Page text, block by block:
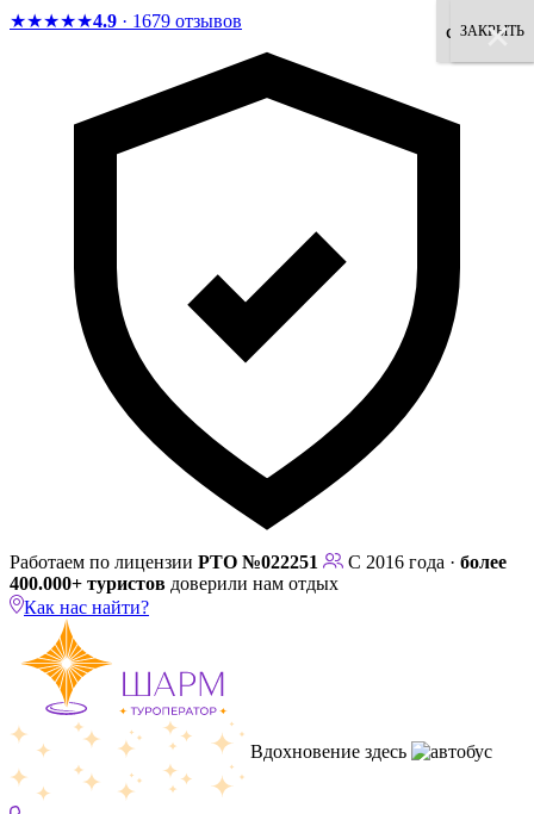
★★★★★4.9 · 1679 отзывов
Работаем по лицензии РТО №022251 С 2016 года · более
400.000+ туристов доверили нам отдых
Как нас найти?
Вдохновение здесь
×
×
×
×
согласен
×
×
ЗАКРЫТЬ
×
×